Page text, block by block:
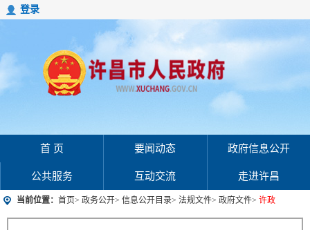
登录
首 页 要闻动态 政府信息公开
公共服务 互动交流 走进许昌
当前位置： 首页> 政务公开> 信息公开目录> 法规文件> 政府文件> 许政